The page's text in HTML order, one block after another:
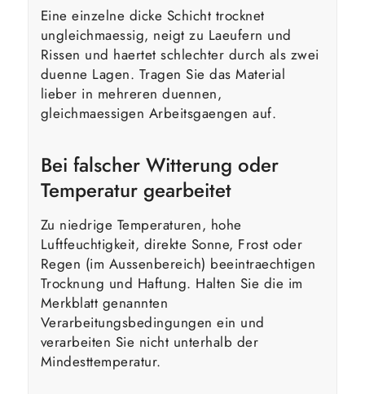
Eine einzelne dicke Schicht trocknet
ungleichmaessig, neigt zu Laeufern und
Rissen und haertet schlechter durch als zwei
duenne Lagen. Tragen Sie das Material
lieber in mehreren duennen,
gleichmaessigen Arbeitsgaengen auf.
Bei falscher Witterung oder
Temperatur gearbeitet
Zu niedrige Temperaturen, hohe
Luftfeuchtigkeit, direkte Sonne, Frost oder
Regen (im Aussenbereich) beeintraechtigen
Trocknung und Haftung. Halten Sie die im
Merkblatt genannten
Verarbeitungsbedingungen ein und
verarbeiten Sie nicht unterhalb der
Mindesttemperatur.